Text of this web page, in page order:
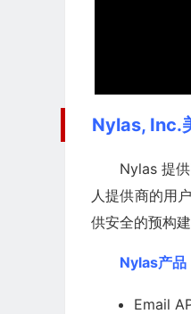
Nylas, Inc.
Nylas 提
人提供商的用
供安全的预构
Nylas产品
Email